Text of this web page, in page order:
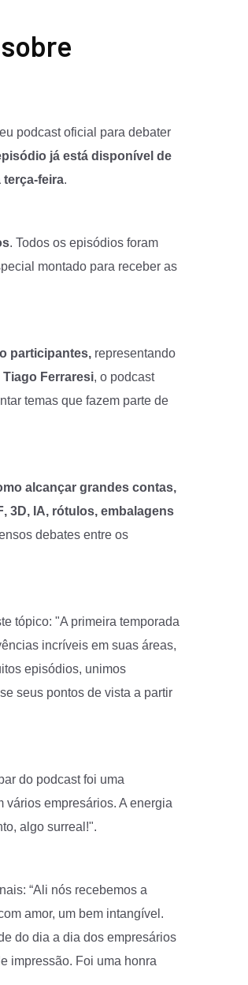
podcast oficial para debater
já está disponível de
feira.
. Todos os episódios foram
montado para receber as
participantes, representando
Ferraresi, o podcast
temas que fazem parte de
alcançar grandes contas,
, 3D, IA, rótulos, embalagens
debates entre os
tópico: "A primeira temporada
incríveis em suas áreas,
episódios, unimos
seus pontos de vista a partir
do podcast foi uma
empresários. A energia
algo surreal!".
“Ali nós recebemos a
amor, um bem intangível.
do dia a dia dos empresários
impressão. Foi uma honra